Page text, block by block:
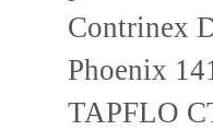
Contrinex
Phoenix
TAPFLO